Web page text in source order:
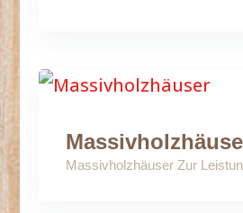
Massivholzhäuser Zur